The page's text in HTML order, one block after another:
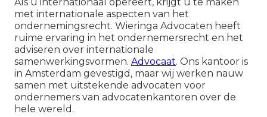
met internationale aspecten van het
ondernemingsrecht. Wieringa Advocaten heeft
ruime ervaring in het ondernemersrecht en het
adviseren over internationale
samenwerkingsvormen. Advocaat. Ons kantoor is
in Amsterdam gevestigd, maar wij werken nauw
samen met uitstekende advocaten voor
ondernemers van advocatenkantoren over de
hele wereld.